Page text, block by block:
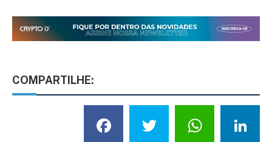
COMPARTILHE:
Facebook
Twitter